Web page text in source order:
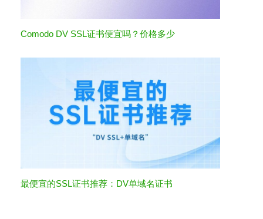
Comodo DV SSL证书便宜吗？价格多少
最便宜的SSL证书推荐：DV单域名证书